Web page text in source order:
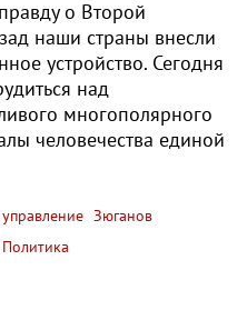
о Второй
наши страны внесли
устройство. Сегодня
над
многополярного
человечества единой
Зюганов
Политика